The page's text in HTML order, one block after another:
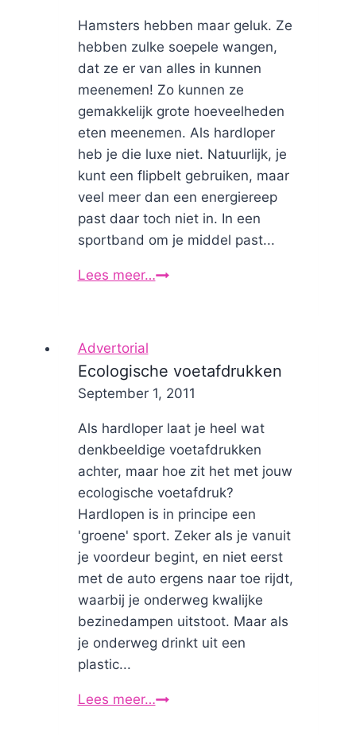
Hamsters hebben maar geluk. Ze
hebben zulke soepele wangen,
dat ze er van alles in kunnen
meenemen! Zo kunnen ze
gemakkelijk grote hoeveelheden
eten meenemen. Als hardloper
heb je die luxe niet. Natuurlijk, je
kunt een flipbelt gebruiken, maar
veel meer dan een energiereep
past daar toch niet in. In een
sportband om je middel past...
Lees meer…Hamsteren
hardlopers
Advertorial
Ecologische voetafdrukken
ByNicole
September 1, 2011
Als hardloper laat je heel wat
denkbeeldige voetafdrukken
achter, maar hoe zit het met jouw
ecologische voetafdruk?
Hardlopen is in principe een
'groene' sport. Zeker als je vanuit
je voordeur begint, en niet eerst
met de auto ergens naar toe rijdt,
waarbij je onderweg kwalijke
bezinedampen uitstoot. Maar als
je onderweg drinkt uit een
plastic...
Lees meer…Ecologische